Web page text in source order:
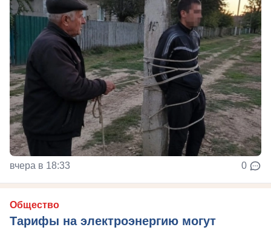
вчера в 18:33 0
Общество
Тарифы на электроэнергию могут